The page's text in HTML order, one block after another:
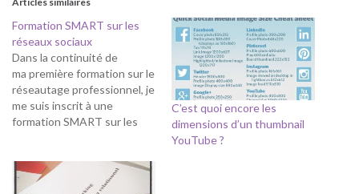
Formation SMART sur les
réseaux sociaux
Dans la continuité de
ma première formation sur le
réseautage professionnel, je
me suis inscrit à une
formation SMART sur les
pourquoi je voulais participer
à une telle formation alors
C’est quoi encore les
dimensions d’un thumbnail
YouTube ?